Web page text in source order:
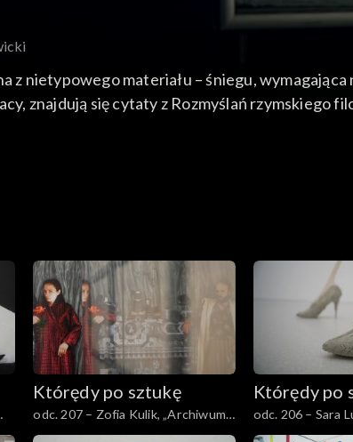
nietypowego materiału – śniegu,
znajdują się cytaty z Rozmyślań rzymskiego
taktyki artystycznej Dawickiego: „Albo
Którędy po sztukę
odc. 207 – Zofia Kulik, „Archiwum
KwieKulik”
Którędy po
odc. 206 – Sara